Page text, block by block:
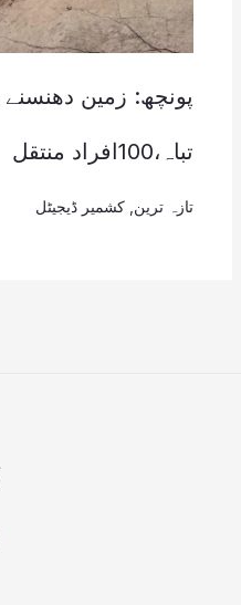
تباہ،100افراد منتقل
تازہ ترین کشمیر ڈیجیٹل